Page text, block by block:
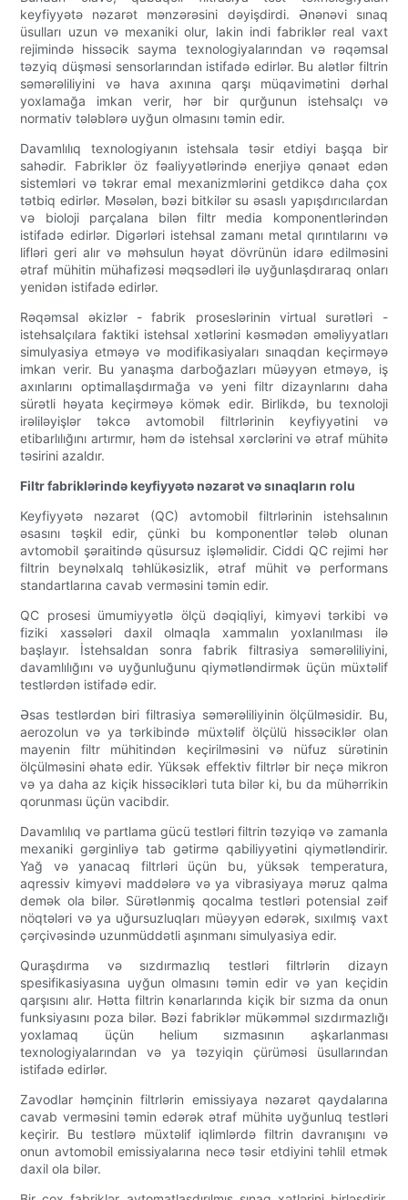
keyfiyyətə nəzarət mənzərəsini dəyişdirdi. Ənənəvi sınaq
üsulları uzun və mexaniki olur, lakin indi fabriklər real vaxt
rejimində hissəcik sayma texnologiyalarından və rəqəmsal
təzyiq düşməsi sensorlarından istifadə edirlər. Bu alətlər filtrin
səmərəliliyini və hava axınına qarşı müqavimətini dərhal
yoxlamağa imkan verir, hər bir qurğunun istehsalçı və
normativ tələblərə uyğun olmasını təmin edir.
Davamlılıq texnologiyanın istehsala təsir etdiyi başqa bir
sahədir. Fabriklər öz fəaliyyətlərində enerjiyə qənaət edən
sistemləri və təkrar emal mexanizmlərini getdikcə daha çox
tətbiq edirlər. Məsələn, bəzi bitkilər su əsaslı yapışdırıcılardan
və bioloji parçalana bilən filtr media komponentlərindən
istifadə edirlər. Digərləri istehsal zamanı metal qırıntılarını və
lifləri geri alır və məhsulun həyat dövrünün idarə edilməsini
ətraf mühitin mühafizəsi məqsədləri ilə uyğunlaşdıraraq onları
yenidən istifadə edirlər.
Rəqəmsal əkizlər - fabrik proseslərinin virtual surətləri -
istehsalçılara faktiki istehsal xətlərini kəsmədən əməliyyatları
simulyasiya etməyə və modifikasiyaları sınaqdan keçirməyə
imkan verir. Bu yanaşma darboğazları müəyyən etməyə, iş
axınlarını optimallaşdırmağa və yeni filtr dizaynlarını daha
sürətli həyata keçirməyə kömək edir. Birlikdə, bu texnoloji
irəliləyişlər təkcə avtomobil filtrlərinin keyfiyyətini və
etibarlılığını artırmır, həm də istehsal xərclərini və ətraf mühitə
təsirini azaldır.
Filtr fabriklərində keyfiyyətə nəzarət və sınaqların rolu
Keyfiyyətə nəzarət (QC) avtomobil filtrlərinin istehsalının
əsasını təşkil edir, çünki bu komponentlər tələb olunan
avtomobil şəraitində qüsursuz işləməlidir. Ciddi QC rejimi hər
filtrin beynəlxalq təhlükəsizlik, ətraf mühit və performans
standartlarına cavab verməsini təmin edir.
QC prosesi ümumiyyətlə ölçü dəqiqliyi, kimyəvi tərkibi və
fiziki xassələri daxil olmaqla xammalın yoxlanılması ilə
başlayır. İstehsaldan sonra fabrik filtrasiya səmərəliliyini,
davamlılığını və uyğunluğunu qiymətləndirmək üçün müxtəlif
testlərdən istifadə edir.
Əsas testlərdən biri filtrasiya səmərəliliyinin ölçülməsidir. Bu,
aerozolun və ya tərkibində müxtəlif ölçülü hissəciklər olan
mayenin filtr mühitindən keçirilməsini və nüfuz sürətinin
ölçülməsini əhatə edir. Yüksək effektiv filtrlər bir neçə mikron
və ya daha az kiçik hissəcikləri tuta bilər ki, bu da mühərrikin
qorunması üçün vacibdir.
Davamlılıq və partlama gücü testləri filtrin təzyiqə və zamanla
mexaniki gərginliyə tab gətirmə qabiliyyətini qiymətləndirir.
Yağ və yanacaq filtrləri üçün bu, yüksək temperatura,
aqressiv kimyəvi maddələrə və ya vibrasiyaya məruz qalma
demək ola bilər. Sürətlənmiş qocalma testləri potensial zəif
nöqtələri və ya uğursuzluqları müəyyən edərək, sıxılmış vaxt
çərçivəsində uzunmüddətli aşınmanı simulyasiya edir.
Quraşdırma və sızdırmazlıq testləri filtrlərin dizayn
spesifikasiyasına uyğun olmasını təmin edir və yan keçidin
qarşısını alır. Hətta filtrin kənarlarında kiçik bir sızma da onun
funksiyasını poza bilər. Bəzi fabriklər mükəmməl sızdırmazlığı
yoxlamaq üçün helium sızmasının aşkarlanması
texnologiyalarından və ya təzyiqin çürüməsi üsullarından
istifadə edirlər.
Zavodlar həmçinin filtrlərin emissiyaya nəzarət qaydalarına
cavab verməsini təmin edərək ətraf mühitə uyğunluq testləri
keçirir. Bu testlərə müxtəlif iqlimlərdə filtrin davranışını və
onun avtomobil emissiyalarına necə təsir etdiyini təhlil etmək
daxil ola bilər.